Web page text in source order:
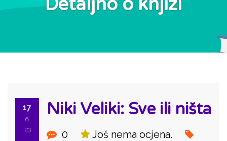
17
6
'23
Niki Veliki: Sve ili ništa
0 Još nema ocjena.